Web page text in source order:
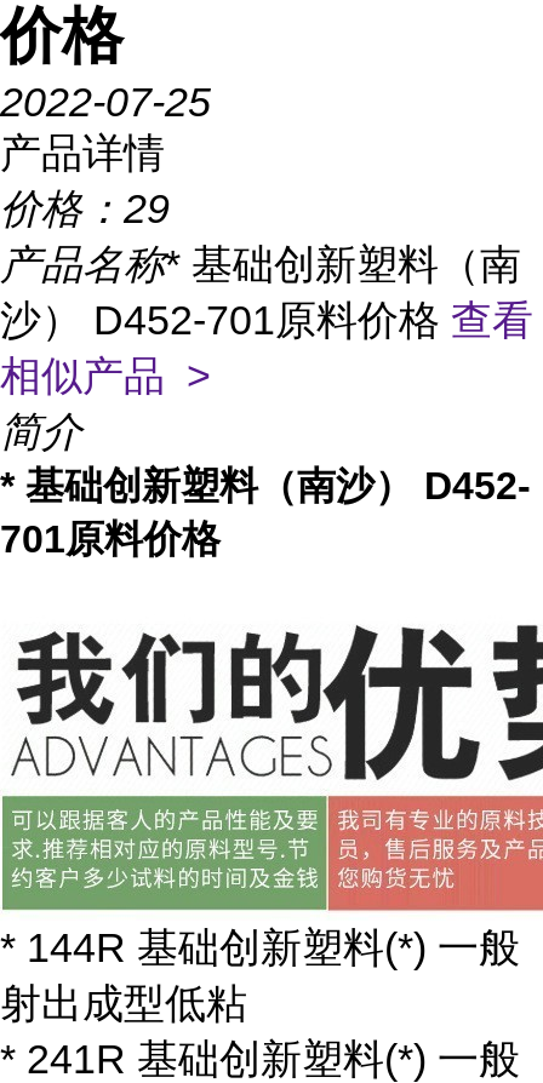
价格
2022-07-25
产品详情
价格： 29
产品名称* 基础创新塑料（南
沙） D452-701原料价格 查看
相似产品 >
简介
* 基础创新塑料（南沙） D452-
701原料价格
* 144R 基础创新塑料(*) 一般
射出成型低粘
* 241R 基础创新塑料(*) 一般